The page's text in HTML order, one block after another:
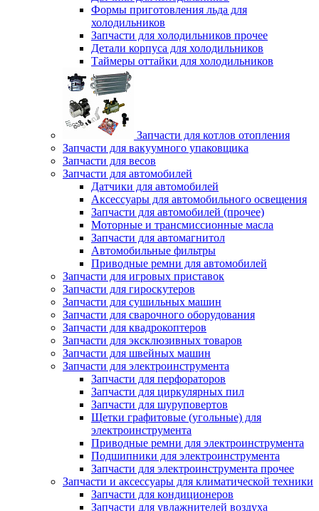
Формы приготовления льда для
холодильников
Запчасти для холодильников прочее
Детали корпуса для холодильников
Таймеры оттайки для холодильников
Запчасти для котлов отопления
Запчасти для вакуумного упаковщика
Запчасти для весов
Запчасти для автомобилей
Датчики для автомобилей
Аксессуары для автомобильного освещения
Запчасти для автомобилей (прочее)
Моторные и трансмиссионные масла
Запчасти для автомагнитол
Автомобильные фильтры
Приводные ремни для автомобилей
Запчасти для игровых приставок
Запчасти для гироскутеров
Запчасти для сушильных машин
Запчасти для сварочного оборудования
Запчасти для квадрокоптеров
Запчасти для эксклюзивных товаров
Запчасти для швейных машин
Запчасти для электроинструмента
Запчасти для перфораторов
Запчасти для циркулярных пил
Запчасти для шуруповертов
Щетки графитовые (угольные) для
электроинструмента
Приводные ремни для электроинструмента
Подшипники для электроинструмента
Запчасти для электроинструмента прочее
Запчасти и аксессуары для климатической техники
Запчасти для кондиционеров
Запчасти для увлажнителей воздуха